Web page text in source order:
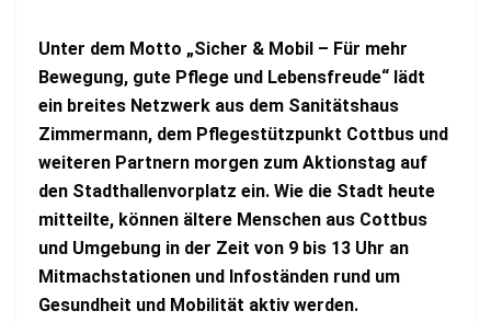
Unter dem Motto „Sicher & Mobil – Für mehr
Bewegung, gute Pflege und Lebensfreude“ lädt
ein breites Netzwerk aus dem Sanitätshaus
Zimmermann, dem Pflegestützpunkt Cottbus und
weiteren Partnern morgen zum Aktionstag auf
den Stadthallenvorplatz ein. Wie die Stadt heute
mitteilte, können ältere Menschen aus Cottbus
und Umgebung in der Zeit von 9 bis 13 Uhr an
Mitmachstationen und Infoständen rund um
Gesundheit und Mobilität aktiv werden.